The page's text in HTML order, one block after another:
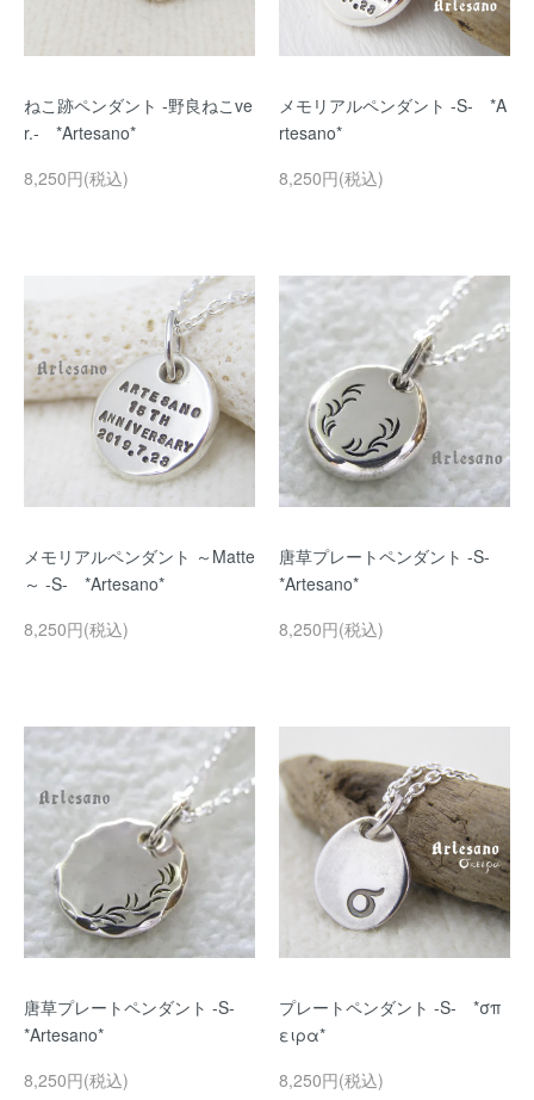
ねこ跡ペンダント -野良ねこve
r.- *Artesano*
8,250円(税込)
メモリアルペンダント -S- *A
rtesano*
8,250円(税込)
メモリアルペンダント ～Matte
～ -S- *Artesano*
8,250円(税込)
唐草プレートペンダント -S-
*Artesano*
8,250円(税込)
唐草プレートペンダント -S-
*Artesano*
8,250円(税込)
プレートペンダント -S- *σπ
ειρα*
8,250円(税込)